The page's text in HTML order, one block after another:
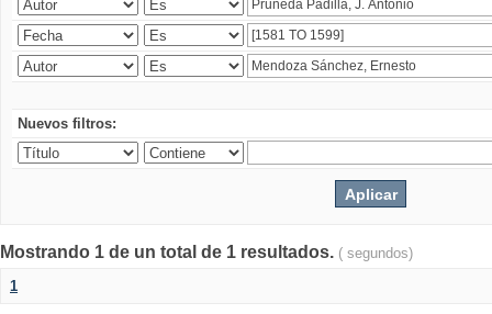
Nuevos filtros:
Mostrando 1 de un total de 1 resultados. ( segundos)
1